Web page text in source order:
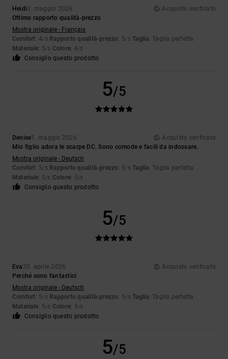
Heidi3. maggio 2026
Acquisto verificato
Ottimo rapporto qualità-prezzo
Mostra originale - Français
Comfort: 4/5 Rapporto qualità-prezzo : 5/5 Taglia: Taglia perfetta
Materiale: 5/5 Colore: 4/5
Consiglio questo prodotto
5/5
Denise1. maggio 2026
Acquisto verificato
Mio figlio adora le scarpe DC. Sono comode e facili da indossare.
Mostra originale - Deutsch
Comfort: 5/5 Rapporto qualità-prezzo : 5/5 Taglia: Taglia perfetta
Materiale: 5/5 Colore: 5/5
Consiglio questo prodotto
5/5
Eva 20. aprile 2026
Acquisto verificato
Perché sono fantastici
Mostra originale - Deutsch
Comfort: 5/5 Rapporto qualità-prezzo : 5/5 Taglia: Taglia perfetta
Materiale: 5/5 Colore: 5/5
Consiglio questo prodotto
5/5